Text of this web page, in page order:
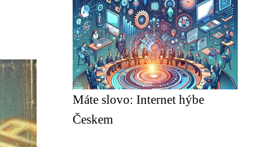
Máte slovo: Internet hýbe
Českem